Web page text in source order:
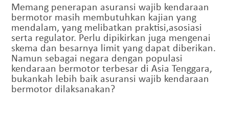
Memang penerapan asuransi wajib kendaraan
bermotor masih membutuhkan kajian yang
mendalam, yang melibatkan praktisi,asosiasi
serta regulator. Perlu dipikirkan juga mengenai
skema dan besarnya limit yang dapat diberikan.
Namun sebagai negara dengan populasi
kendaraan bermotor terbesar di Asia Tenggara,
bukankah lebih baik asuransi wajib kendaraan
bermotor dilaksanakan?